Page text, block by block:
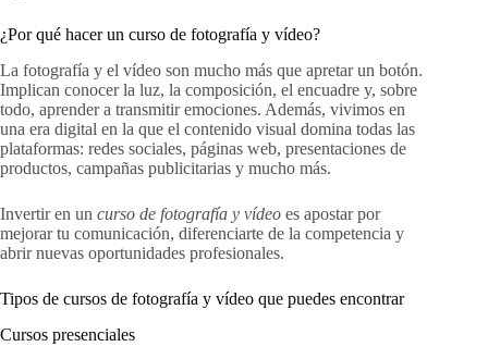
¿Por qué hacer un curso de fotografía y vídeo?
La fotografía y el vídeo son mucho más que apretar un botón.
Implican conocer la luz, la composición, el encuadre y, sobre
todo, aprender a transmitir emociones. Además, vivimos en
una era digital en la que el contenido visual domina todas las
plataformas: redes sociales, páginas web, presentaciones de
productos, campañas publicitarias y mucho más.
Invertir en un curso de fotografía y vídeo es apostar por
mejorar tu comunicación, diferenciarte de la competencia y
abrir nuevas oportunidades profesionales.
Tipos de cursos de fotografía y vídeo que puedes encontrar
Cursos presenciales